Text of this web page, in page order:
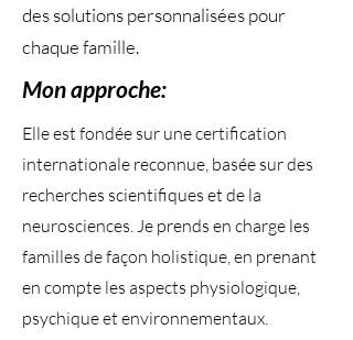
des solutions personnalisées pour
chaque famille.
Mon approche:
Elle est fondée sur une certification
internationale reconnue, basée sur des
recherches scientifiques et de la
neurosciences. Je prends en charge les
familles de façon holistique, en prenant
en compte les aspects physiologique,
psychique et environnementaux.